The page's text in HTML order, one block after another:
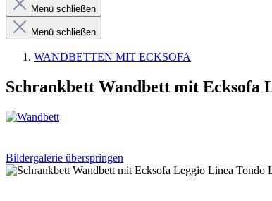
Menü schließen
Menü schließen
WANDBETTEN MIT ECKSOFA
Schrankbett Wandbett mit Ecksofa
Bildergalerie überspringen